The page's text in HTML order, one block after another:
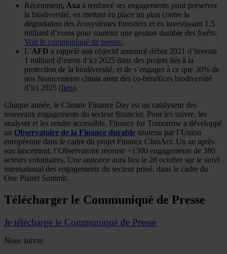
Récemment, Axa a renforcé ses engagements pour préserver
la biodiversité, en mettant en place un plan contre la
dégradation des écosystèmes forestiers et en investissant 1,5
milliard d’euros pour soutenir une gestion durable des forêts.
Voir le communiqué de presse.
L’AFD a rappelé son objectif annoncé début 2021 d’investir
1 milliard d’euros d’ici 2025 dans des projets liés à la
protection de la biodiversité, et de s’engager à ce que 30% de
nos financements climat aient des co-bénéfices biodiversité
d’ici 2025 (lien).
Chaque année, le Climate Finance Day est un catalyseur des
nouveaux engagements du secteur financier. Pour les suivre, les
analyser et les rendre accessible, Finance for Tomorrow a développé
un Observatoire de la Finance durable soutenu par l’Union
européenne dans le cadre du projet Finance ClimAct. Un an après
son lancement, l’Observatoire recense +1300 engagements de 380
acteurs volontaires. Une annonce aura lieu le 28 octobre sur le suivi
international des engagements du secteur privé, dans le cadre du
One Planet Summit.
Télécharger le Communiqué de Presse
Je télécharge le Communiqué de Presse
Nous suivre